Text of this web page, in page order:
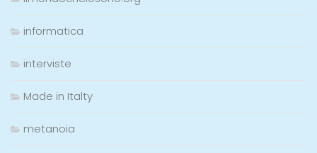
informatica
interviste
Made in Italty
metanoia